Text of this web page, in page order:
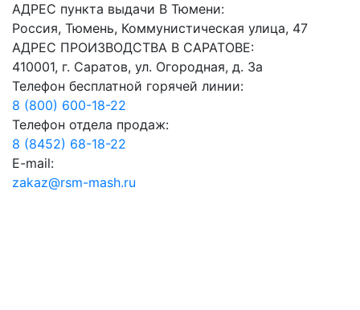
АДРЕС пункта выдачи В Тюмени:
Россия, Тюмень, Коммунистическая улица, 47
АДРЕС ПРОИЗВОДСТВА В САРАТОВЕ:
410001, г. Саратов, ул. Огородная, д. 3а
Телефон бесплатной горячей линии:
8 (800) 600-18-22
Телефон отдела продаж:
8 (8452) 68-18-22
E-mail:
zakaz@rsm-mash.ru